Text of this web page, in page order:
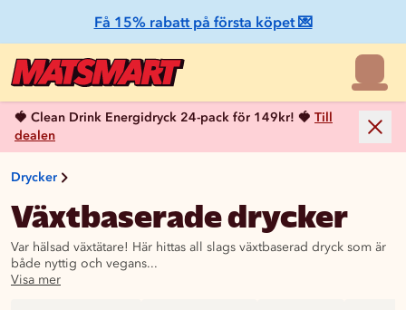
Få 15% rabatt på första köpet 💌
🍓 Clean Drink Energidryck 24-pack för 149kr! 🍓 Till
dealen
Drycker
Växtbaserade drycker
Var hälsad växtätare! Här hittas all slags växtbaserad dryck som är
både nyttig och vegans...
Visa mer